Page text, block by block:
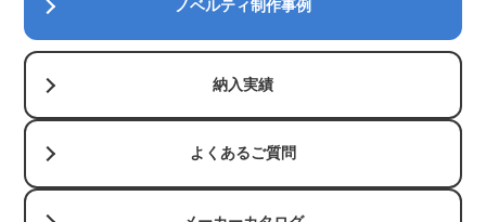
ノベルティ制作事例
納入実績
よくあるご質問